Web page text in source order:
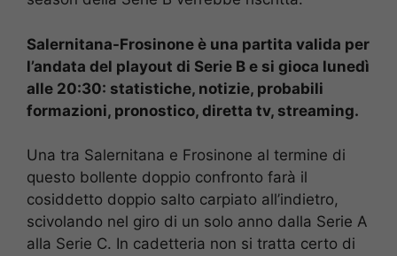
Salernitana-Frosinone è una partita valida per
l’andata del playout di Serie B e si gioca lunedì
alle 20:30: statistiche, notizie, probabili
formazioni, pronostico, diretta tv, streaming.
Una tra Salernitana e Frosinone al termine di
questo bollente doppio confronto farà il
cosiddetto doppio salto carpiato all’indietro,
scivolando nel giro di un solo anno dalla Serie A
alla Serie C. In cadetteria non si tratta certo di